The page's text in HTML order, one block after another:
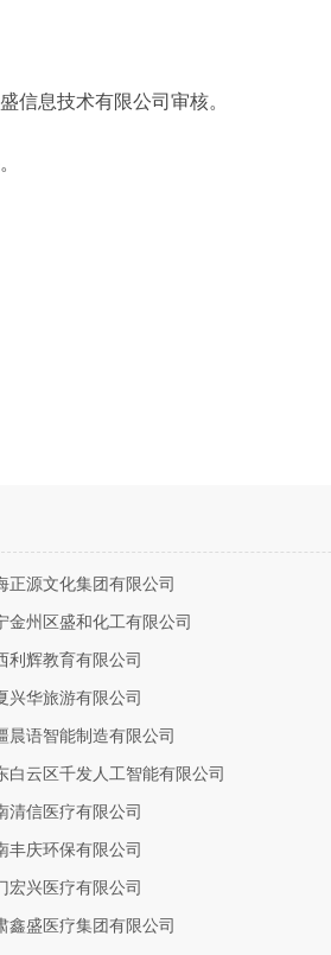
信息技术有限公司审核。
正源文化集团有限公司
金州区盛和化工有限公司
利辉教育有限公司
兴华旅游有限公司
晨语智能制造有限公司
白云区千发人工智能有限公司
清信医疗有限公司
丰庆环保有限公司
宏兴医疗有限公司
鑫盛医疗集团有限公司